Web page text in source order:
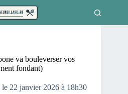
va bouleverser vos
fondant)
le 22 janvier 2026 à 18h30